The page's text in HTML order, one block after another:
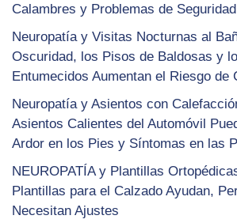
Calambres y Problemas de Seguridad
Neuropatía y Visitas Nocturnas al
Oscuridad, los Pisos de Baldosas y
Entumecidos Aumentan el Riesgo de
Neuropatía y Asientos con
Asientos Calientes del Automóvil
Ardor en los Pies y Síntomas en las
NEUROPATÍA y Plantillas
Plantillas para el Calzado Ayudan,
Necesitan Ajustes